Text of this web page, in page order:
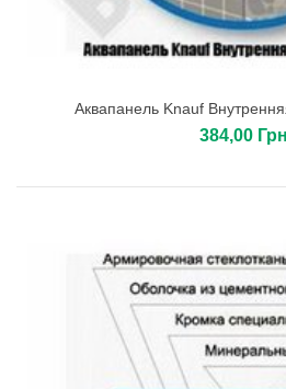
Аквапанель Knauf
384,00 Грн